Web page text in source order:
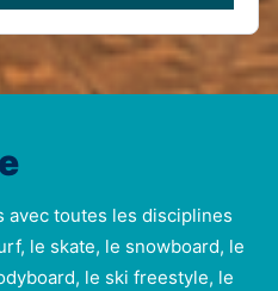
avec toutes les disciplines
le skate, le snowboard, le
le ski freestyle, le